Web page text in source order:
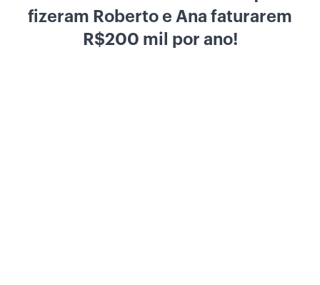
fizeram Roberto e Ana faturarem
R$200 mil por ano!